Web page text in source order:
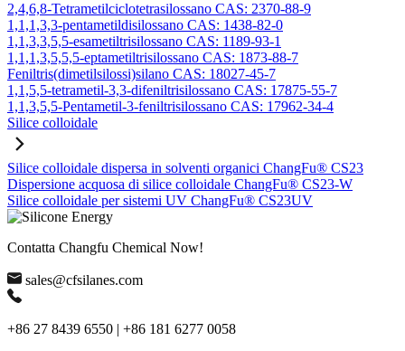
2,4,6,8-Tetrametilciclotetrasilossano CAS: 2370-88-9
1,1,1,3,3-pentametildisilossano CAS: 1438-82-0
1,1,3,3,5,5-esametiltrisilossano CAS: 1189-93-1
1,1,1,3,5,5,5-eptametiltrisilossano CAS: 1873-88-7
Feniltris(dimetilsilossi)silano CAS: 18027-45-7
1,1,5,5-tetrametil-3,3-difeniltrisilossano CAS: 17875-55-7
1,1,3,5,5-Pentametil-3-feniltrisilossano CAS: 17962-34-4
Silice colloidale
Silice colloidale dispersa in solventi organici ChangFu® CS23
Dispersione acquosa di silice colloidale ChangFu® CS23-W
Silice colloidale per sistemi UV ChangFu® CS23UV
Contatta Changfu Chemical Now!
sales@cfsilanes.com
+86 27 8439 6550 | +86 181 6277 0058